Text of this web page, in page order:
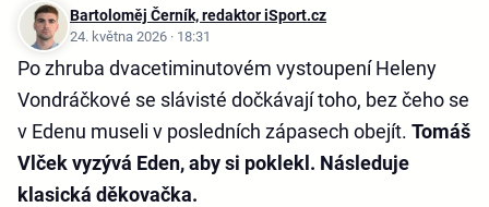
Bartoloměj Černík, redaktor iSport.cz
24. května 2026 · 18:31
Po zhruba dvacetiminutovém vystoupení Heleny
Vondráčkové se slávisté dočkávají toho, bez čeho se
v Edenu museli v posledních zápasech obejít. Tomáš
Vlček vyzývá Eden, aby si poklekl. Následuje
klasická děkovačka.